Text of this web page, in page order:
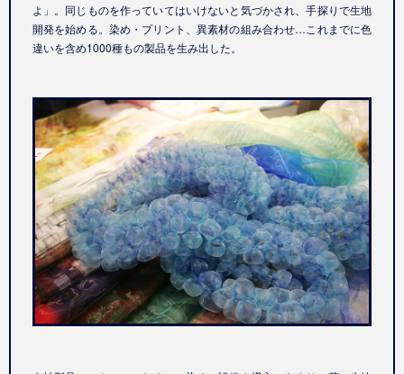
よ」。同じものを作っていてはいけないと気づかされ、手探りで生地
開発を始める。染め・プリント、異素材の組み合わせ…これまでに色
違いを含め1000種もの製品を生み出した。